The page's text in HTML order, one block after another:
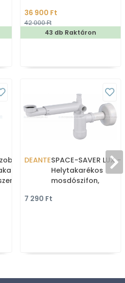
textil
36 900 Ft
42 000 Ft
43 db Raktáron
-
DEANTESPACE-SAVER LUX -
Helytakarékos
mosdószifon,
7 290 Ft